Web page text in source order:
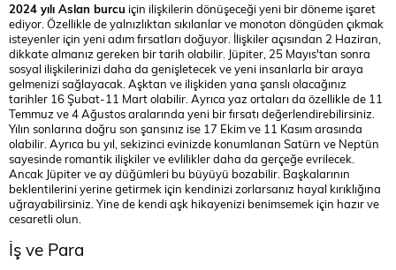
2024 yılı Aslan burcu için ilişkilerin dönüşeceği yeni bir döneme işaret
ediyor. Özellikle de yalnızlıktan sıkılanlar ve monoton döngüden çıkmak
isteyenler için yeni adım fırsatları doğuyor. İlişkiler açısından 2 Haziran,
dikkate almanız gereken bir tarih olabilir. Jüpiter, 25 Mayıs'tan sonra
sosyal ilişkilerinizi daha da genişletecek ve yeni insanlarla bir araya
gelmenizi sağlayacak. Aşktan ve ilişkiden yana şanslı olacağınız
tarihler 16 Şubat-11 Mart olabilir. Ayrıca yaz ortaları da özellikle de 11
Temmuz ve 4 Ağustos aralarında yeni bir fırsatı değerlendirebilirsiniz.
Yılın sonlarına doğru son şansınız ise 17 Ekim ve 11 Kasım arasında
olabilir. Ayrıca bu yıl, sekizinci evinizde konumlanan Satürn ve Neptün
sayesinde romantik ilişkiler ve evlilikler daha da gerçeğe evrilecek.
Ancak Jüpiter ve ay düğümleri bu büyüyü bozabilir. Başkalarının
beklentilerini yerine getirmek için kendinizi zorlarsanız hayal kırıklığına
uğrayabilirsiniz. Yine de kendi aşk hikayenizi benimsemek için hazır ve
cesaretli olun.
İş ve Para